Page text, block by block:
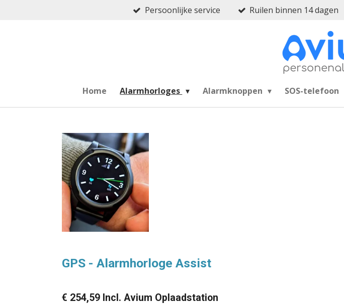
Persoonlijke service Ruilen binnen 14 dagen
Home Alarmhorloges Alarmknoppen SOS-telefoon
GPS - Alarmhorloge Assist
€ 254,59 Incl. Avium Oplaadstation